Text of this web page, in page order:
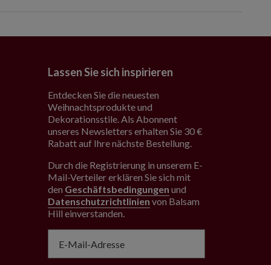
Lassen Sie sich inspirieren
Entdecken Sie die neuesten
Weihnachtsprodukte und
Dekorationsstile. Als Abonnent
unseres Newsletters erhalten Sie 30 €
Rabatt auf Ihre nächste Bestellung.
Durch die Registrierung in unserem E-
Mail-Verteiler erklären Sie sich mit
den Geschäftsbedingungen und
Datenschutzrichtlinien von Balsam
Hill einverstanden.